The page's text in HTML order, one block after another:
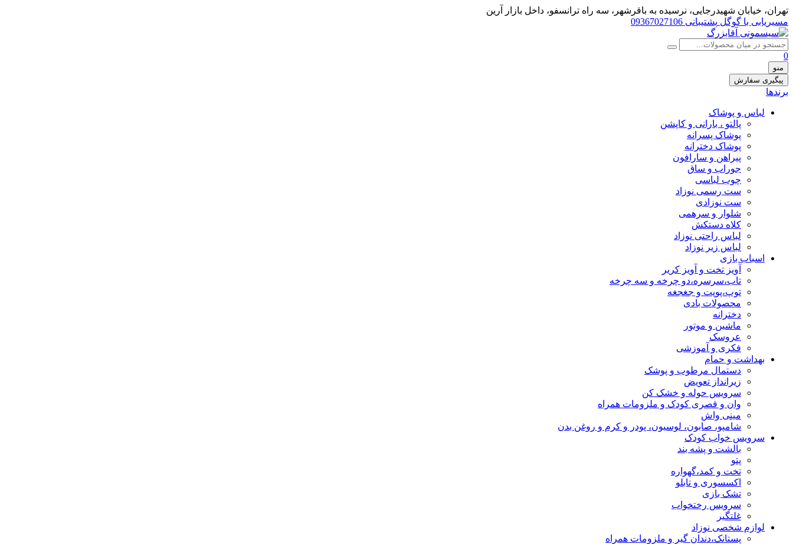
تهران، خيابان شهيدرجايى، نرسیده به باقرشهر، سه راه ترانسفو، داخل بازار آرین
مسیریابی با گوگل پشتیبانی 09367027106
0
منو
پیگیری سفارش
برندها
لباس و پوشاک
پالتو ، بارانی و کاپشن
پوشاک پسرانه
پوشاک دخترانه
پیراهن و سارافون
جوراب و ساق
چوب لباسی
ست رسمی نوزاد
ست نوزادی
شلوار و سرهمی
کلاه دستکش
لباس راحتی نوزاد
لباس زیر نوزاد
اسباب بازی
آویز تخت و آویز کریر
تاب،سرسره،دو چرخه و سه چرخه
توپ،پوپت و جغجغه
محصولات بادی
دخترانه
ماشین و موتور
عروسک
فکری و آموزشی
بهداشت و حمام
دستمال مرطوب و پوشک
زیرانداز تعویض
سرویس حوله و خشک کن
وان و قصری کودک و ملزومات همراه
مینی واش
شامپو، صابون، لوسیون، پودر و کرم و روغن بدن
سرویس خواب کودک
بالشت و پشه بند
پتو
تخت و کمد،گهواره
اکسسوری و تابلو
تشک بازی
سرویس رختخواب
غلتگیر
لوازم شخصی نوزاد
پستانک،دندان گیر و ملزومات همراه